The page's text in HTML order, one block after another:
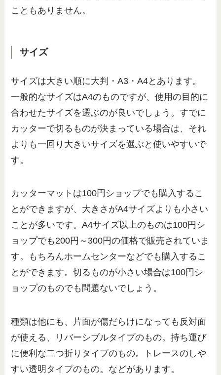
こともありません。
サイズ
サイズは大きい順に大判・A3・A4とあります。
一般的なサイズはA4のものですが、使用の目的に
合わせたサイズを選ぶのが良いでしょう。すでに
カッターで切るものが決まっている場合は、それ
よりも一回り大きいサイズを選ぶと使いやすいで
す。
カッターマットは100円ショップでも購入するこ
とができますが、大きさがA4サイズよりも小さい
ことが多いです。A4サイズ以上のものは100円シ
ョップでも200円～300円の価格で販売されていま
す。もちろんホームセンターなどでも購入するこ
とができます。切るものが小さい場合は100円シ
ョップのものでも問題ないでしょう。
種類は他にも、片面が傷だらけになっても反対面
が使える、リバーシブルタイプのもの。持ち運び
に便利な二つ折りタイプのもの。トレースのしや
すい透明タイプのもの。などがあります。